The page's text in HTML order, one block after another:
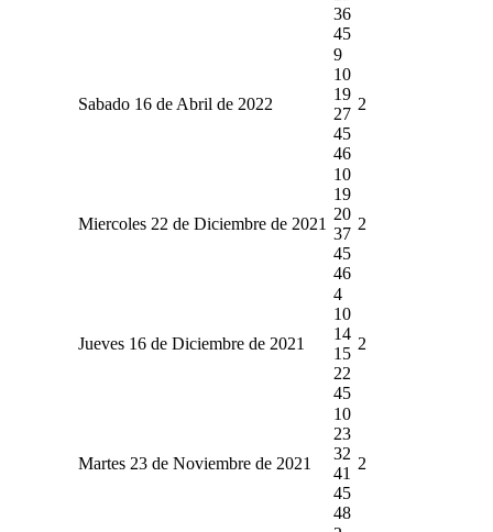
36
45
Sabado 16 de Abril de 2022
9
10
19
27
45
46
2
Miercoles 22 de Diciembre de 2021
10
19
20
37
45
46
2
Jueves 16 de Diciembre de 2021
4
10
14
15
22
45
2
Martes 23 de Noviembre de 2021
10
23
32
41
45
48
2